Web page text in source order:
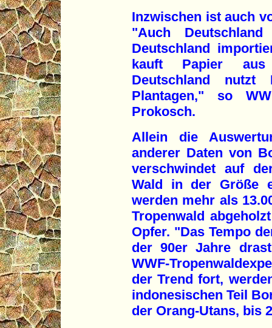
Inzwischen ist auch
"Auch
Deutschland
kauft Papier aus
Deutschland nutzt
Plantagen," so
Prokosch.
Allein die
anderer Daten von
verschwindet auf
Wald in der Größe
werden mehr als
Tropenwald
Opfer. "Das Tempo
der 90er Jahre
WWF-
der Trend fort,
indonesischen Teil
der Orang-Utans, bis